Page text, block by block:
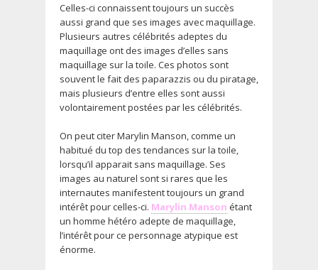
Celles-ci connaissent toujours un succès
aussi grand que ses images avec maquillage.
Plusieurs autres célébrités adeptes du
maquillage ont des images d’elles sans
maquillage sur la toile. Ces photos sont
souvent le fait des paparazzis ou du piratage,
mais plusieurs d’entre elles sont aussi
volontairement postées par les célébrités.
On peut citer Marylin Manson, comme un
habitué du top des tendances sur la toile,
lorsqu’il apparait sans maquillage. Ses
images au naturel sont si rares que les
internautes manifestent toujours un grand
intérêt pour celles-ci. Marylin Manson étant
un homme hétéro adepte de maquillage,
l’intérêt pour ce personnage atypique est
énorme.